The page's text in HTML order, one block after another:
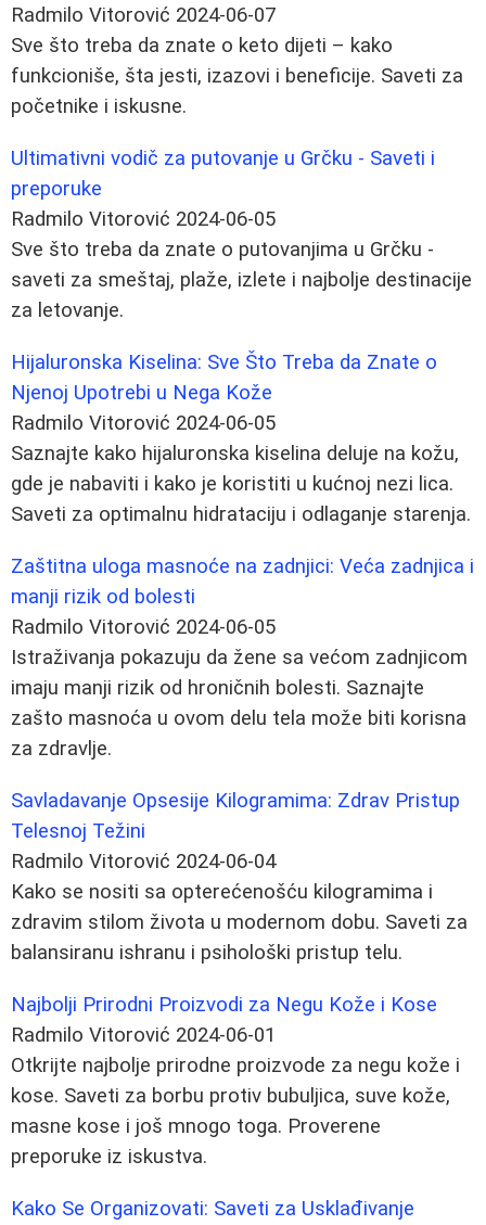
Radmilo Vitorović 2024-06-07
Sve što treba da znate o keto dijeti – kako
funkcioniše, šta jesti, izazovi i beneficije. Saveti za
početnike i iskusne.
Ultimativni vodič za putovanje u Grčku - Saveti i
preporuke
Radmilo Vitorović 2024-06-05
Sve što treba da znate o putovanjima u Grčku -
saveti za smeštaj, plaže, izlete i najbolje destinacije
za letovanje.
Hijaluronska Kiselina: Sve Što Treba da Znate o
Njenoj Upotrebi u Nega Kože
Radmilo Vitorović 2024-06-05
Saznajte kako hijaluronska kiselina deluje na kožu,
gde je nabaviti i kako je koristiti u kućnoj nezi lica.
Saveti za optimalnu hidrataciju i odlaganje starenja.
Zaštitna uloga masnoće na zadnjici: Veća zadnjica i
manji rizik od bolesti
Radmilo Vitorović 2024-06-05
Istraživanja pokazuju da žene sa većom zadnjicom
imaju manji rizik od hroničnih bolesti. Saznajte
zašto masnoća u ovom delu tela može biti korisna
za zdravlje.
Savladavanje Opsesije Kilogramima: Zdrav Pristup
Telesnoj Težini
Radmilo Vitorović 2024-06-04
Kako se nositi sa opterećenošću kilogramima i
zdravim stilom života u modernom dobu. Saveti za
balansiranu ishranu i psihološki pristup telu.
Najbolji Prirodni Proizvodi za Negu Kože i Kose
Radmilo Vitorović 2024-06-01
Otkrijte najbolje prirodne proizvode za negu kože i
kose. Saveti za borbu protiv bubuljica, suve kože,
masne kose i još mnogo toga. Proverene
preporuke iz iskustva.
Kako Se Organizovati: Saveti za Usklađivanje